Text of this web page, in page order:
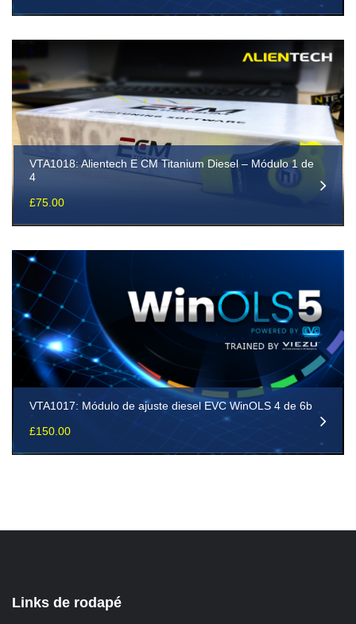
VTA1018: Alientech E CM Titanium Diesel – Módulo 1 de
4
£75.00
VTA1017: Módulo de ajuste diesel EVC WinOLS 4 de 6b
£150.00
Links de rodapé